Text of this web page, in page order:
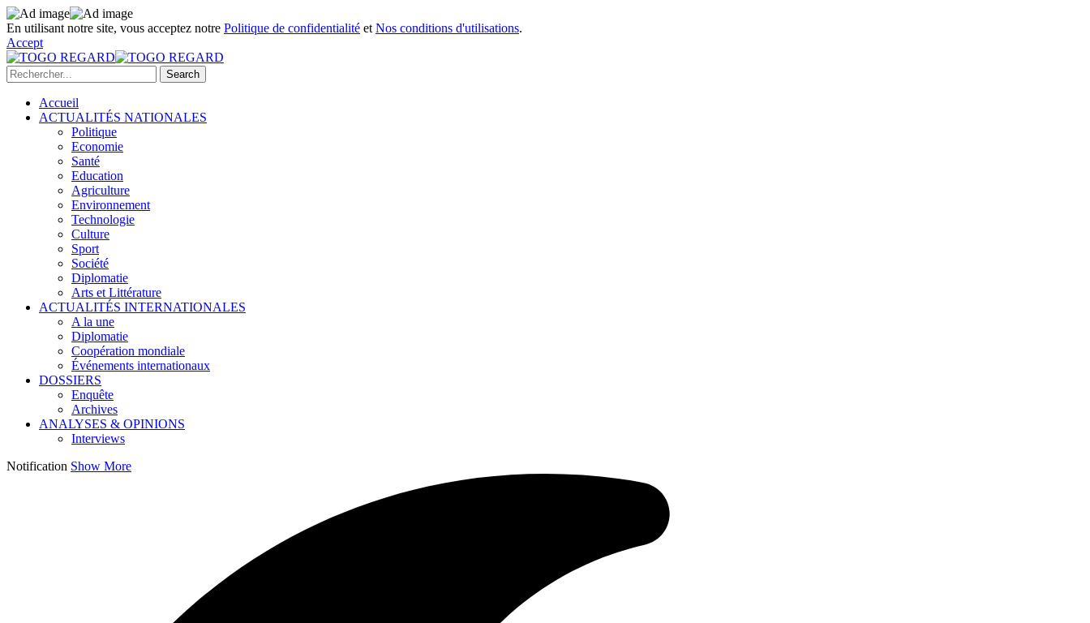
En utilisant notre site, vous acceptez notre Politique de confidentialité et Nos conditions d'utilisations.
Accept
Accueil
ACTUALITÉS NATIONALES
Politique
Economie
Santé
Education
Agriculture
Environnement
Technologie
Culture
Sport
Société
Diplomatie
Arts et Littérature
ACTUALITÉS INTERNATIONALES
A la une
Diplomatie
Coopération mondiale
Événements internationaux
DOSSIERS
Enquête
Archives
ANALYSES & OPINIONS
Interviews
Notification Show More